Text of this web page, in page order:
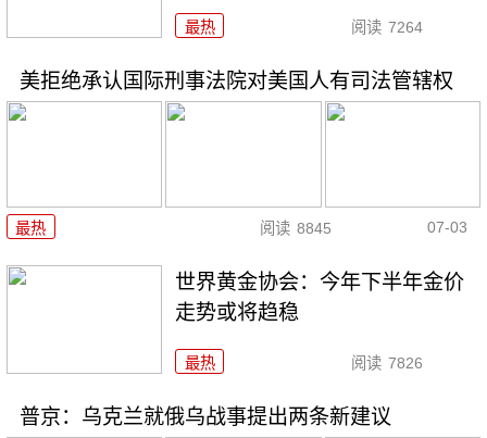
最热 阅读 7264
美拒绝承认国际刑事法院对美国人有司法管辖权
最热 阅读 8845 07-03
世界黄金协会：今年下半年金价
走势或将趋稳
最热 阅读 7826
普京：乌克兰就俄乌战事提出两条新建议